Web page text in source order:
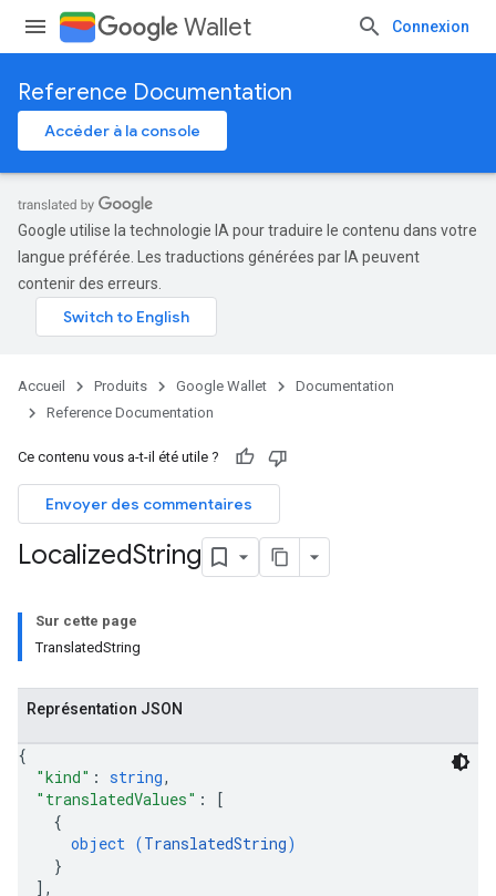
Wallet Connexion
Reference Documentation
Accéder à la console
Google utilise la technologie IA pour traduire le contenu dans votre
langue préférée. Les traductions générées par IA peuvent
contenir des erreurs.
Accueil Produits Google Wallet
Documentation
Reference Documentation
Ce contenu vous a-t-il été utile ?
Envoyer des commentaires
LocalizedString
Sur cette page
TranslatedString
Représentation JSON
{
"kind" : string,
"translatedValues" :
[
{
object (TranslatedString)
}
] ,